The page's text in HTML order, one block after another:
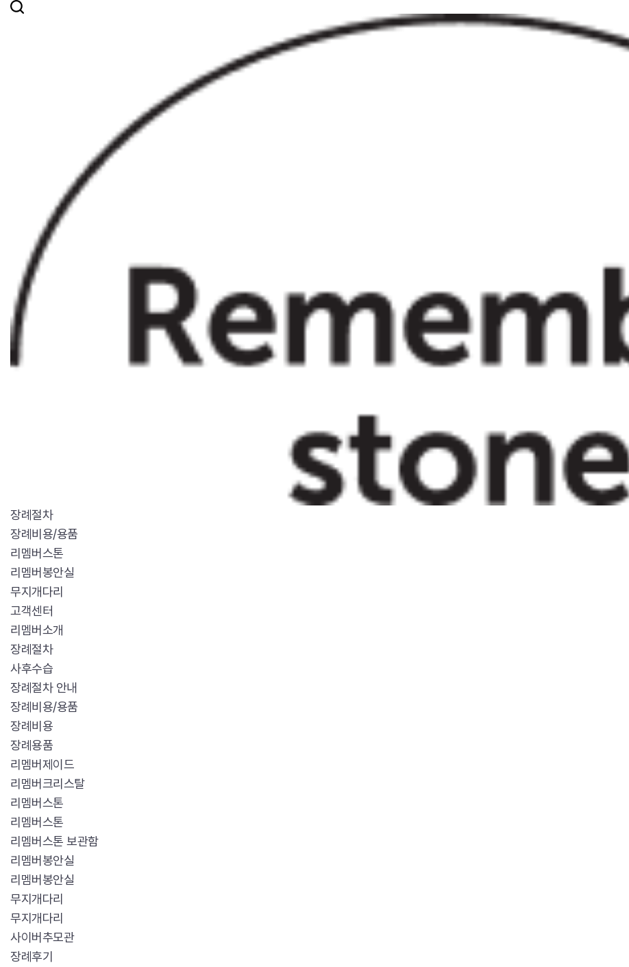
장례절차
장례비용/용품
리멤버스톤
리멤버봉안실
무지개다리
고객센터
리멤버소개
장례절차
사후수습
장례절차 안내
장례비용/용품
장례비용
장례용품
리멤버제이드
리멤버크리스탈
리멤버스톤
리멤버스톤
리멤버스톤 보관함
리멤버봉안실
리멤버봉안실
무지개다리
무지개다리
사이버추모관
장례후기